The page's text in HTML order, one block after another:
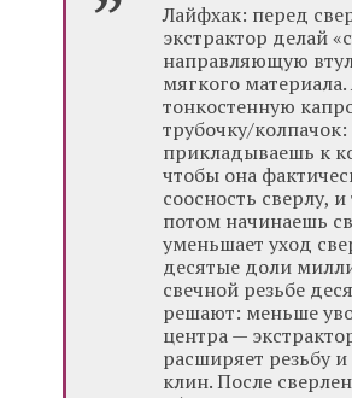
Лайфхак: перед
экстрактор делай
направляющую
мягкого
тонкостенную
трубочку/колпачок:
прикладываешь к
чтобы она
соосность сверлу,
потом начинаешь
уменьшает уход
десятые доли
свечной резьбе
решают: меньше
центра —
расширяет резьбу и
клин. После